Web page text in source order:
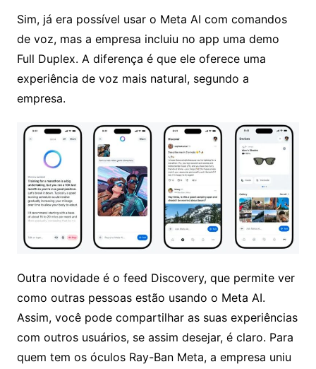
Sim, já era possível usar o Meta AI com comandos
de voz, mas a empresa incluiu no app uma demo
Full Duplex. A diferença é que ele oferece uma
experiência de voz mais natural, segundo a
empresa.
Outra novidade é o feed Discovery, que permite ver
como outras pessoas estão usando o Meta AI.
Assim, você pode compartilhar as suas experiências
com outros usuários, se assim desejar, é claro. Para
quem tem os óculos Ray-Ban Meta, a empresa uniu